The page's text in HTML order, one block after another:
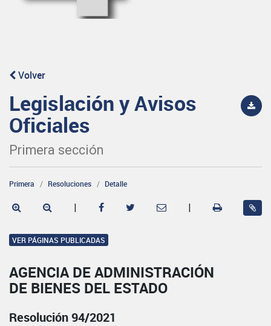
Volver
Legislación y Avisos
Oficiales
Primera sección
Primera Resoluciones Detalle
| |
VER PÁGINAS PUBLICADAS
AGENCIA DE ADMINISTRACIÓN
DE BIENES DEL ESTADO
Resolución 94/2021